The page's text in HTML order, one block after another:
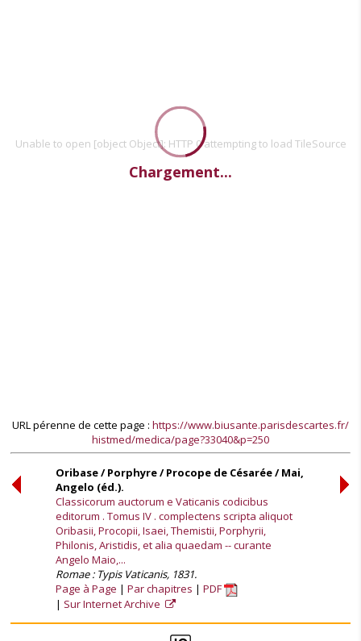
Unable to open [object Object]: HTTP 0 attempting to load TileSource
Chargement...
URL pérenne de cette page : https://www.biusante.parisdescartes.fr/
histmed/medica/page?33040&p=250
Oribase / Porphyre / Procope de Césarée / Mai,
Angelo (éd.).
Classicorum auctorum e Vaticanis codicibus
editorum . Tomus IV . complectens scripta aliquot
Oribasii, Procopii, Isaei, Themistii, Porphyrii,
Philonis, Aristidis, et alia quaedam -- curante
Angelo Maio,...
Romae : Typis Vaticanis, 1831.
Page à Page
Par chapitres
PDF
Sur Internet Archive